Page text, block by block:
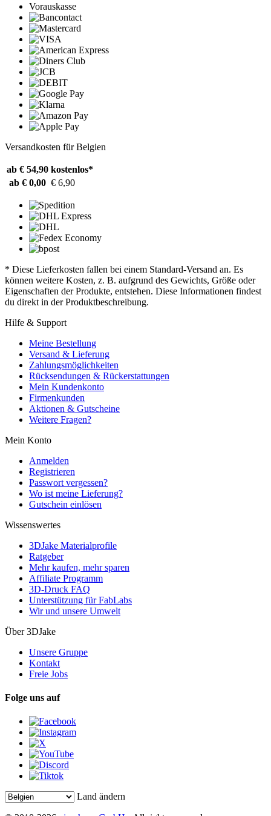
Vorauskasse
Versandkosten für Belgien
ab € 54,90 kostenlos*
ab € 0,00 € 6,90
* Diese Lieferkosten fallen bei einem Standard-Versand an. Es
können weitere Kosten, z. B. aufgrund des Gewichts, Größe oder
Eigenschaften der Produkte, entstehen. Diese Informationen findest
du direkt in der Produktbeschreibung.
Hilfe & Support
Meine Bestellung
Versand & Lieferung
Zahlungsmöglichkeiten
Rücksendungen & Rückerstattungen
Mein Kundenkonto
Firmenkunden
Aktionen & Gutscheine
Weitere Fragen?
Mein Konto
Anmelden
Registrieren
Passwort vergessen?
Wo ist meine Lieferung?
Gutschein einlösen
Wissenswertes
3DJake Materialprofile
Ratgeber
Mehr kaufen, mehr sparen
Affiliate Programm
3D-Druck FAQ
Unterstützung für FabLabs
Wir und unsere Umwelt
Über 3DJake
Unsere Gruppe
Kontakt
Freie Jobs
Folge uns auf
Land ändern